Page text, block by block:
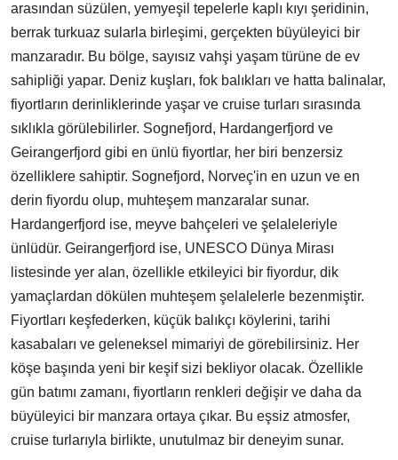
arasından süzülen, yemyeşil tepelerle kaplı kıyı şeridinin,
berrak turkuaz sularla birleşimi, gerçekten büyüleyici bir
manzaradır. Bu bölge, sayısız vahşi yaşam türüne de ev
sahipliği yapar. Deniz kuşları, fok balıkları ve hatta balinalar,
fiyortların derinliklerinde yaşar ve cruise turları sırasında
sıklıkla görülebilirler. Sognefjord, Hardangerfjord ve
Geirangerfjord gibi en ünlü fiyortlar, her biri benzersiz
özelliklere sahiptir. Sognefjord, Norveç'in en uzun ve en
derin fiyordu olup, muhteşem manzaralar sunar.
Hardangerfjord ise, meyve bahçeleri ve şelaleleriyle
ünlüdür. Geirangerfjord ise, UNESCO Dünya Mirası
listesinde yer alan, özellikle etkileyici bir fiyordur, dik
yamaçlardan dökülen muhteşem şelalelerle bezenmiştir.
Fiyortları keşfederken, küçük balıkçı köylerini, tarihi
kasabaları ve geleneksel mimariyi de görebilirsiniz. Her
köşe başında yeni bir keşif sizi bekliyor olacak. Özellikle
gün batımı zamanı, fiyortların renkleri değişir ve daha da
büyüleyici bir manzara ortaya çıkar. Bu eşsiz atmosfer,
cruise turlarıyla birlikte, unutulmaz bir deneyim sunar.